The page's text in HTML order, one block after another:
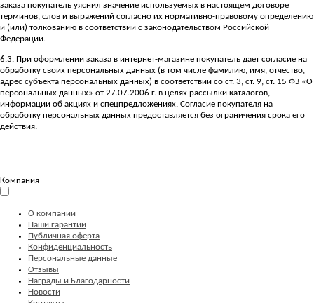
заказа покупатель уяснил значение используемых в настоящем договоре
терминов, слов и выражений согласно их нормативно-правовому определению
и (или) толкованию в соответствии с законодательством Российской
Федерации.
6.3. При оформлении заказа в интернет-магазине покупатель дает согласие на
обработку своих персональных данных (в том числе фамилию, имя, отчество,
адрес субъекта персональных данных) в соответствии со ст. 3, ст. 9, ст. 15 ФЗ «О
персональных данных» от 27.07.2006 г. в целях рассылки каталогов,
информации об акциях и спецпредложениях. Согласие покупателя на
обработку персональных данных предоставляется без ограничения срока его
действия.
Компания
О компании
Наши гарантии
Публичная оферта
Конфиденциальность
Персональные данные
Отзывы
Награды и Благодарности
Новости